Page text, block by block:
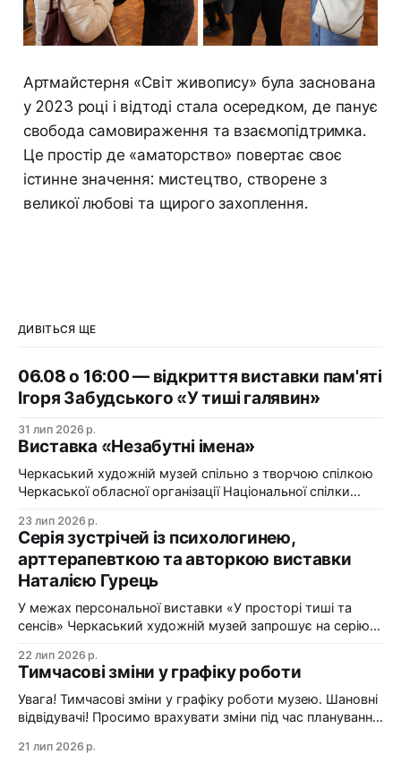
Артмайстерня «Світ живопису» була заснована
у 2023 році і відтоді стала осередком, де панує
свобода самовираження та взаємопідтримка.
Це простір де «аматорство» повертає своє
істинне значення: мистецтво, створене з
великої любові та щирого захоплення.
ДИВІТЬСЯ ЩЕ
06.08 о 16:00 — відкриття виставки пам'яті
Ігоря Забудського «У тиші галявин»
31 лип 2026 р.
Виставка «Незабутні імена»
Черкаський художній музей спільно з творчою спілкою
Черкаської обласної організації Національної спілки
імена». Виставка «Незабутні імена» — це мистецька
подорож у творчий спадок художників Черкащини, чий
життєвий шлях вже завершилися, але їх талант і
сьогодні продовжує промовляти до глядача мовою
образів, кольору та форми. До огляду
23 лип 2026 р.
Серія зустрічей із психологинею,
арттерапевткою та авторкою виставки
Наталією Гурець
У межах персональної виставки «У просторі тиші та
сенсів» Черкаський художній музей запрошує на серію
авторкою виставки Наталією Гурець. Протягом
виставки відбудеться цикл подій, у яких мистецтво стає
простором для діалогу, творчого досвіду та
самопізнання. Арттерапевтичні зустрічі з Наталією
22 лип 2026 р.
Тимчасові зміни у графіку роботи
Увага! Тимчасові зміни у графіку роботи музею. Шановні
відвідувачі! Просимо врахувати зміни під час планування
(п'ятниця) — санітарний день. Музей зачинено. 25–26
21 лип 2026 р.